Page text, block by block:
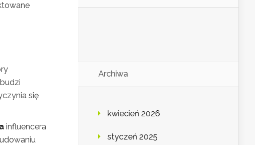
się
influencera
Archiwa
kwiecień 2026
styczeń 2025